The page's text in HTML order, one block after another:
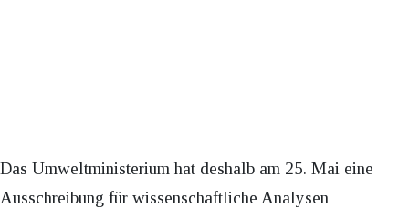
Das Umweltministerium hat deshalb am 25. Mai eine
Ausschreibung für wissenschaftliche Analysen